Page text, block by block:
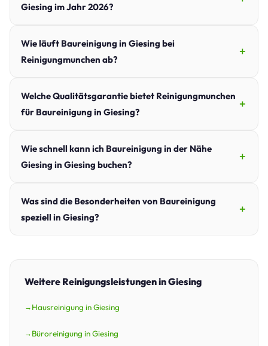
Giesing im Jahr 2026?
Wie läuft Baureinigung in Giesing bei
Reinigungmunchen ab?
Welche Qualitätsgarantie bietet Reinigungmunchen
für Baureinigung in Giesing?
Wie schnell kann ich Baureinigung in der Nähe
Giesing in Giesing buchen?
Was sind die Besonderheiten von Baureinigung
speziell in Giesing?
Weitere Reinigungsleistungen in Giesing
Hausreinigung in Giesing
Büroreinigung in Giesing